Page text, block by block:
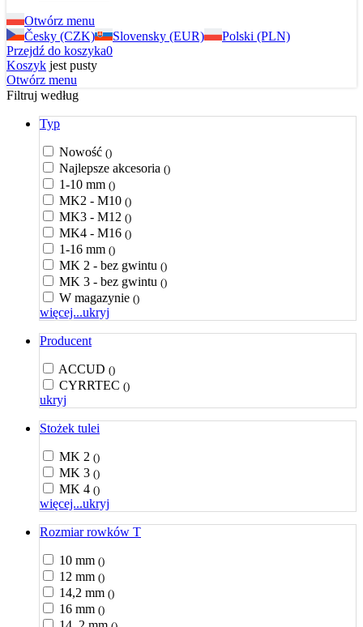
Otwórz menu
Česky (CZK)
Slovensky (EUR)
Polski (PLN)
Przejdź do koszyka0
Koszyk jest pusty
Otwórz menu
Filtruj według
Typ
Nowość ()
Najlepsze akcesoria ()
1-10 mm ()
MK2 - M10 ()
MK3 - M12 ()
MK4 - M16 ()
1-16 mm ()
MK 2 - bez gwintu ()
MK 3 - bez gwintu ()
W magazynie ()
więcej...ukryj
Producent
ACCUD ()
CYRRTEC ()
ukryj
Stożek tulei
MK 2 ()
MK 3 ()
MK 4 ()
więcej...ukryj
Rozmiar rowków T
10 mm ()
12 mm ()
14,2 mm ()
16 mm ()